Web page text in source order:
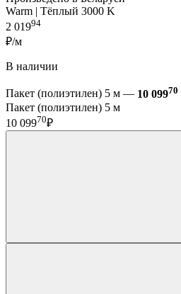
Warm | Тёплый 3000 K
2 01994
₽/м
В наличии
Пакет (полиэтилен) 5 м — 10 09970
Пакет (полиэтилен) 5 м
10 09970₽